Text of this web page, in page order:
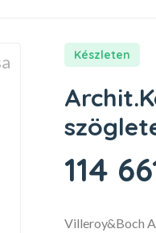
Készleten
114
Villeroy&Boch